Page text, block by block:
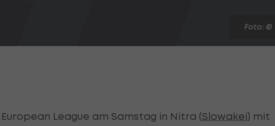
Foto: ©
League am Samstag in Nitra (Slowakei) mit